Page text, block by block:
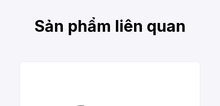
Sản phẩm liên quan